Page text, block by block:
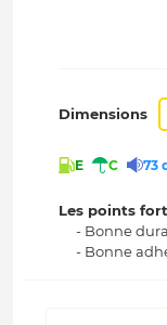
Dimensions
E C 73
Les points
- Bonne
- Bonne